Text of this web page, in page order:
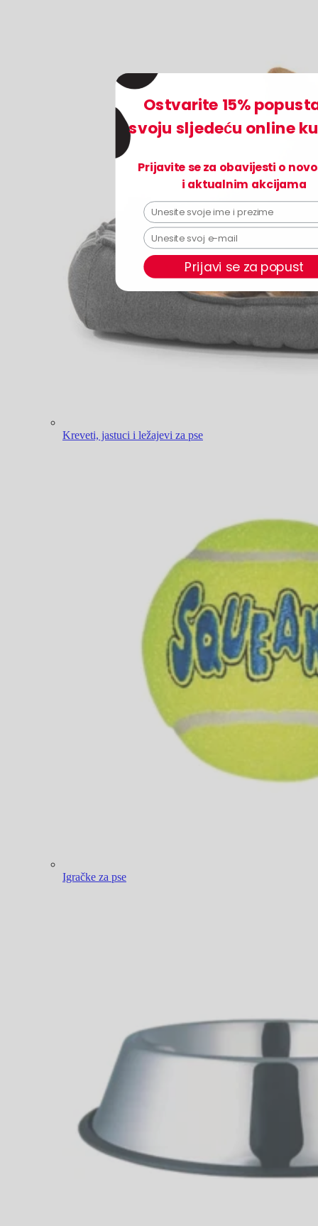
Kreveti, jastuci i ležajevi za pse
Igračke za pse
Ostvarite 15%
svoju sljedeću online
Prijavite se za obavijesti o
i aktualnim akcijama
Prijavi se za popust